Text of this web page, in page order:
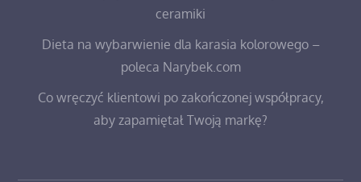
ceramiki
Dieta na wybarwienie dla karasia kolorowego –
poleca Narybek.com
Co wręczyć klientowi po zakończonej współpracy,
aby zapamiętał Twoją markę?